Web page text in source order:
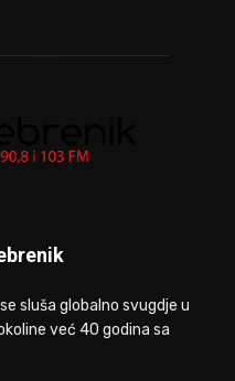
sluša globalno svugdje u
već 40 godina sa